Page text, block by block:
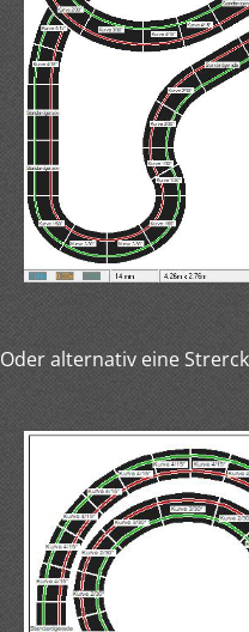
Oder alternativ eine